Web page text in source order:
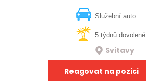
Služební auto
5 týdnů dovolené
Svitavy
Reagovat na pozici